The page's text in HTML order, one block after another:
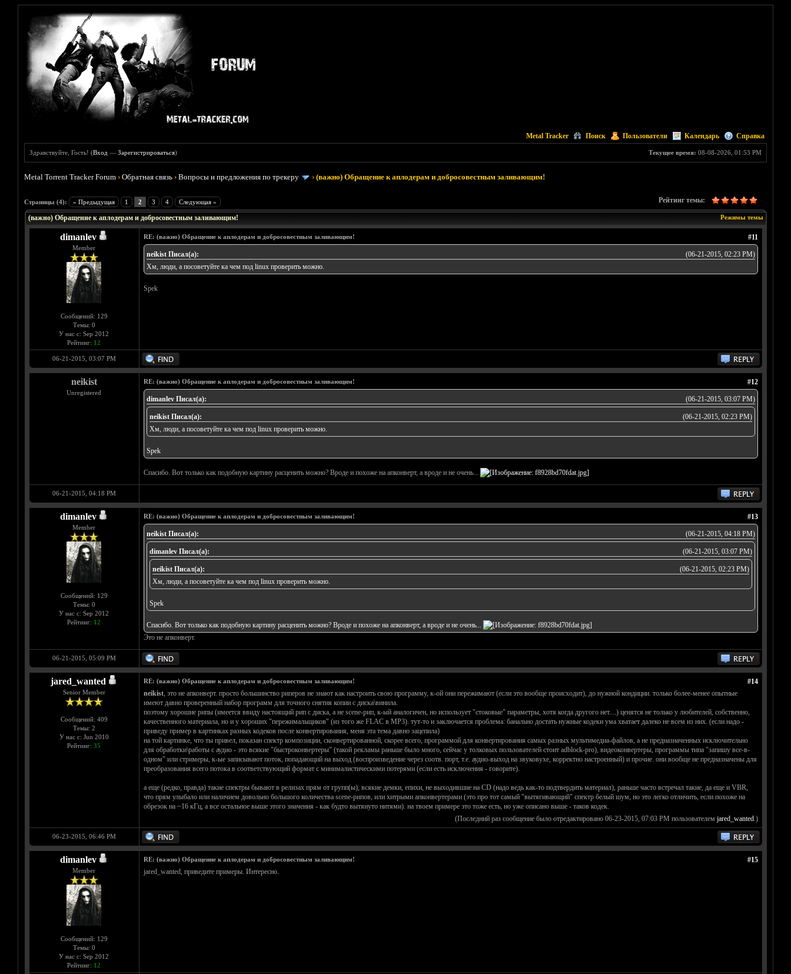
Metal Tracker Поиск Пользователи Календарь Справка
Текущее время: 08-08-2026, 01:53 PM
Здравствуйте, Гость! (Вход —Зарегистрироваться)
Metal Torrent Tracker Forum ›Обратная связь ›Вопросы и предложения по трекеру ›(важно) Обращение к аплодерам и добросовестным заливающим!
Страницы (4): « Предыдущая 1 2 3 4 Следующая » Рейтинг темы:
Голосов: 1 - Средняя оценка: 5
1
2
3
4
5
Режимы темы
(важно) Обращение к аплодерам и добросовестным заливающим!
dimanlev
Member
Сообщений: 129
Темы: 0
У нас с: Sep 2012
Рейтинг: 12
#11
RE: (важно) Обращение к аплодерам и добросовестным заливающим!
(06-21-2015, 02:23 PM)
neikist Писал(а):
Хм, люди, а посоветуйте ка чем под linux проверить можно.
Spek
06-21-2015, 03:07 PM
neikist
Unregistered
#12
RE: (важно) Обращение к аплодерам и добросовестным заливающим!
(06-21-2015, 03:07 PM)
dimanlev Писал(а):
(06-21-2015, 02:23 PM)
neikist Писал(а):
Хм, люди, а посоветуйте ка чем под linux проверить можно.
Spek
Спасибо. Вот только как подобную картину расценить можно? Вроде и похоже на апконверт, а вроде и не очень...
06-21-2015, 04:18 PM
dimanlev
Member
Сообщений: 129
Темы: 0
У нас с: Sep 2012
Рейтинг: 12
#13
RE: (важно) Обращение к аплодерам и добросовестным заливающим!
(06-21-2015, 04:18 PM)
neikist Писал(а):
(06-21-2015, 03:07 PM)
dimanlev Писал(а):
(06-21-2015, 02:23 PM)
neikist Писал(а):
Хм, люди, а посоветуйте ка чем под linux проверить можно.
Spek
Спасибо. Вот только как подобную картину расценить можно? Вроде и похоже на апконверт, а вроде и не очень...
Это не апконверт.
06-21-2015, 05:09 PM
jared_wanted
Senior Member
Сообщений: 409
Темы: 2
У нас с: Jun 2010
Рейтинг: 35
#14
RE: (важно) Обращение к аплодерам и добросовестным заливающим!
neikist, это не апконверт. просто большинство риперов не знают как настроить свою программу, к-ой они пережимают (если это вообще происходит), до нужной кондиции. только более-менее опытные
имеют давно проверенный набор программ для точного снятия копии с диска\винила.
поэтому хорошие рипы (имеется ввиду настоящий рип с диска, а не scene-рип, к-ый аналогичен, но использует "стоковые" параметры, хотя когда другого нет....) ценятся не только у любителей, собственно,
качественного материала, но и у хороших "пережимальщиков" (из того же FLAC в MP3). тут-то и заключается проблема: банально достать нужные кодеки ума хватает далеко не всем из них. (если надо -
приведу пример в картинках разных кодеков после конвертирования, меня эта тема давно зацепила)
на той картинке, что ты привел, показан спектр композиции, сконвертированной, скорее всего, программой для конвертирования самых разных мультимедиа-файлов, а не предназначенных исключительно
для обработки\работы с аудио - это всякие "быстроконвертеры" (такой рекламы раньше было много, сейчас у толковых пользователей стоит adblock-pro), видеоконвертеры, программы типа "запишу все-в-
одном" или стримеры, к-ые записывают поток, попадающий на выход (воспроизведение через соотв. порт, т.е. аудио-выход на звуковухе, корректно настроенный) и прочие. они вообще не предназначены для
преобразования всего потока в соответствующий формат с минималистическими потерями (если есть исключения - говорите).
а еще (редко, правда) такие спектры бывают в релизах прям от групп(ы), всякие демки, епихи, не выходившие на CD (надо ведь как-то подтвердить материал), раньше часто встречал такие, да еще и VBR,
что прям улыбало или наличием довольно большого количества scene-рипов, или хитрыми апконвертерами (это про тот самый "вытягивающий" спектр белый шум, но это легко отличить, если похоже на
обрезок на ~16 кГц, а все остальное выше этого значения - как будто вытянуто нитями). на твоем примере это тоже есть, но уже описано выше - таков кодек.
(Последний раз сообщение было отредактировано 06-23-2015, 07:03 PM пользователем jared_wanted.)
06-23-2015, 06:46 PM
dimanlev
Member
Сообщений: 129
Темы: 0
У нас с: Sep 2012
Рейтинг: 12
#15
RE: (важно) Обращение к аплодерам и добросовестным заливающим!
jared_wanted, приведите примеры. Интересно.